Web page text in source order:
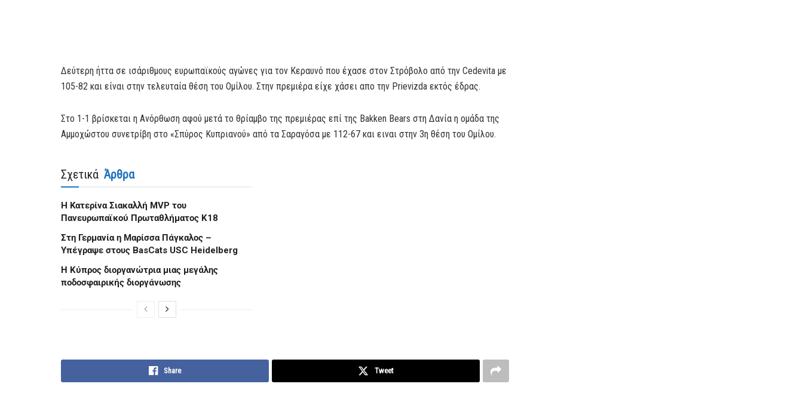
Δεύτερη ήττα σε ισάριθμους ευρωπαϊκούς αγώνες για τον Κεραυνό που έχασε στον Στρόβολο από την Cedevita με
105-82 και είναι στην τελευταία θέση του Ομίλου. Στην πρεμιέρα είχε χάσει απο την Prievizda εκτός έδρας.
Στο 1-1 βρίσκεται η Ανόρθωση αφού μετά το θρίαμβο της πρεμιέρας επί της Bakken Bears στη Δανία η ομάδα της
Αμμοχώστου συνετρίβη στο «Σπύρος Κυπριανού» από τα Σαραγόσα με 112-67 και ειναι στην 3η θέση του Ομίλου.
Σχετικά Άρθρα
H Kατερίνα Σιακαλλή MVP του
Πανευρωπαϊκού Πρωταθλήματος Κ18
Στη Γερμανία η Μαρίσσα Πάγκαλος –
Υπέγραψε στους BasCats USC Heidelberg
Η Κύπρος διοργανώτρια μιας μεγάλης
ποδοσφαιρικής διοργάνωσης
Share Tweet